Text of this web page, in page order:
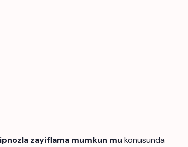
zayiflama mumkun mu konusunda